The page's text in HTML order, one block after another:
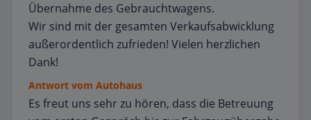
Übernahme des Gebrauchtwagens.
Wir sind mit der gesamten Verkaufsabwicklung
außerordentlich zufrieden! Vielen herzlichen
Dank!
Antwort vom Autohaus
Es freut uns sehr zu hören, dass die Betreuung